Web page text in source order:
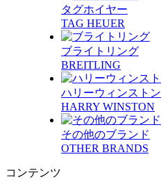
タグホイヤー
TAG HEUER
ブライトリング
BREITLING
ハリーウィンストン
HARRY WINSTON
その他のブランド
OTHER BRANDS
コンテンツ